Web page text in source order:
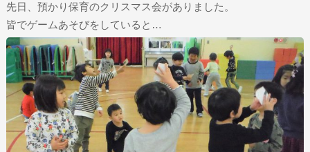
先日、預かり保育のクリスマス会がありました。
皆でゲームあそびをしていると…